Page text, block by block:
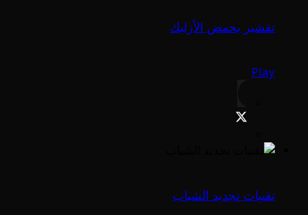
تقشير بحمض الأزليك
Play
تقنيات تجديد الشباب